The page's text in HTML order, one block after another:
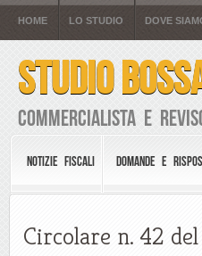
HOME LO STUDIO DOVE
STUDIO
Commercialista e
NOTIZIE FISCALI DOMANDE E
Circolare n. 42